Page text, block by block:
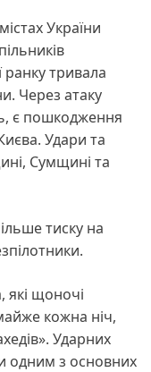
України
ранку тривала
Через атаку
є пошкодження
Удари та
Сумщині та
тиску на
щоночі
кожна ніч,
Ударних
одним з основних